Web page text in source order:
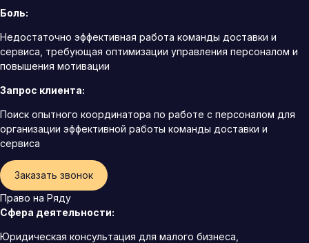
Боль:
Недостаточно эффективная работа команды доставки и
сервиса, требующая оптимизации управления персоналом и
повышения мотивации
Запрос клиента:
Поиск опытного координатора по работе с персоналом для
организации эффективной работы команды доставки и
сервиса
Заказать звонок
Право на Ряду
Сфера деятельности:
Юридическая консультация для малого бизнеса,